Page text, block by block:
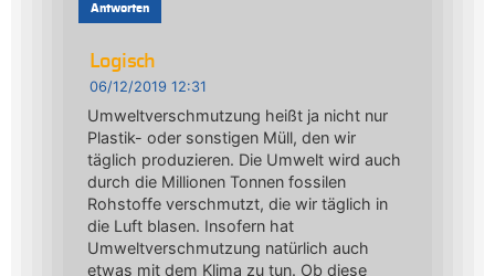
Antworten
Logisch
06/12/2019 12:31
Umweltverschmutzung heißt ja nicht nur
Plastik- oder sonstigen Müll, den wir
täglich produzieren. Die Umwelt wird auch
durch die Millionen Tonnen fossilen
Rohstoffe verschmutzt, die wir täglich in
die Luft blasen. Insofern hat
Umweltverschmutzung natürlich auch
etwas mit dem Klima zu tun. Ob diese